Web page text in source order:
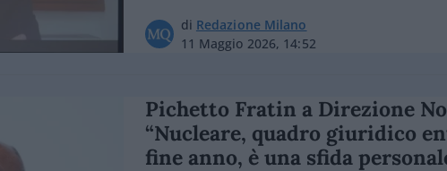
di Redazione Milano
11 Maggio 2026, 14:52
Pichetto Fratin a Direzione
“Nucleare, quadro giuridico
fine anno, è una sfida